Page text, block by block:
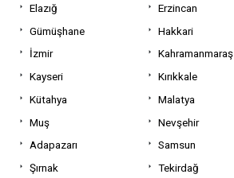
Elazığ Erzincan
Gümüşhane Hakkari
İzmir Kahramanmaraş
Kayseri Kırıkkale
Kütahya Malatya
Muş Nevşehir
Adapazarı Samsun
Şırnak Tekirdağ